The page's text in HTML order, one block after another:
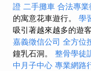
證 二手攤車 合法專業
的寓意花車遊行。 學
吸引著越來越多的遊
嘉義徵信公司 全方位
鐘乳石洞。 整骨學徒
中月子中心 專業網路